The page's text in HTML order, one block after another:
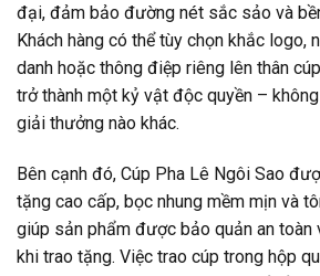
đại, đảm bảo đường nét sắc sảo và
Khách hàng có thể tùy chọn khắc logo,
danh hoặc thông điệp riêng lên thân
trở thành một kỷ vật độc quyền –
giải thưởng nào khác.
Bên cạnh đó, Cúp Pha Lê Ngôi Sao
tặng cao cấp, bọc nhung mềm mịn và
giúp sản phẩm được bảo quản an toàn
khi trao tặng. Việc trao cúp trong hộp